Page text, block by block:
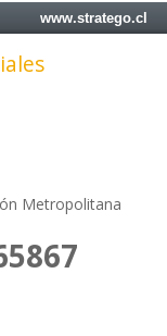
www.stratego.cl
Metropolitana